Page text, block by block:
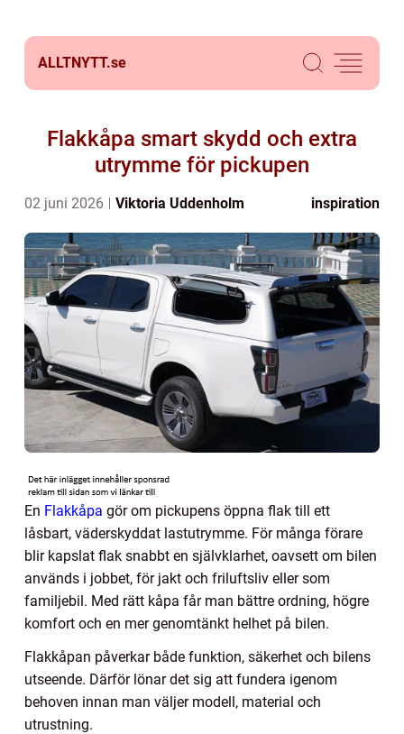
ALLTNYTT.se
Flakkåpa smart skydd och extra
utrymme för pickupen
02 juni 2026 Viktoria Uddenholm inspiration
En Flakkåpa gör om pickupens öppna flak till ett
låsbart, väderskyddat lastutrymme. För många förare
blir kapslat flak snabbt en självklarhet, oavsett om bilen
används i jobbet, för jakt och friluftsliv eller som
familjebil. Med rätt kåpa får man bättre ordning, högre
komfort och en mer genomtänkt helhet på bilen.
Flakkåpan påverkar både funktion, säkerhet och bilens
utseende. Därför lönar det sig att fundera igenom
behoven innan man väljer modell, material och
utrustning.